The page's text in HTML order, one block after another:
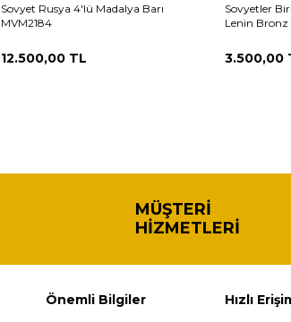
Sovyet Rusya 4'lü Madalya Barı
MVM2184
12.500,00 TL
Sovyetler
Lenin Bronz
3.500,00
MÜŞTERI
HIZMETLERI
Önemli Bilgiler Hızlı